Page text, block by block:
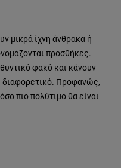
μικρά ίχνη άνθρακα ή
προσθήκες.
φακό και κάνουν
διαφορετικό. Προφανώς,
πιο πολύτιμο θα είναι